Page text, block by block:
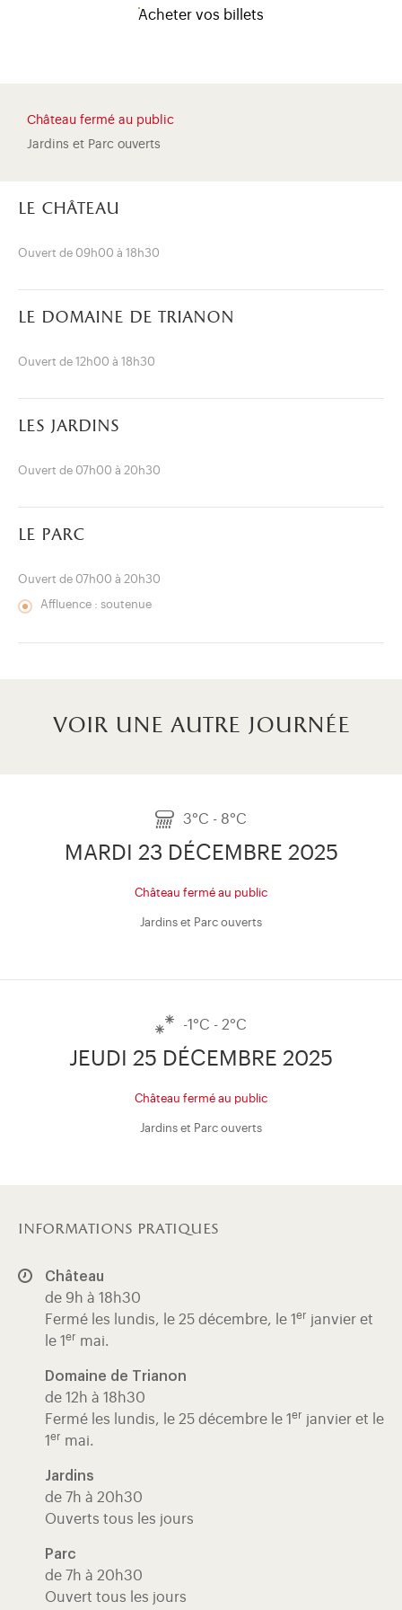
onglet)
nouvel onglet)
fenêtre modale)
de l'application (ouverture dans un nouvel onglet)
Acheter vos billets
Château fermé au public
Jardins et Parc ouverts
le château
Ouvert de 09h00 à 18h30
le domaine de trianon
Ouvert de 12h00 à 18h30
les jardins
Ouvert de 07h00 à 20h30
le parc
Ouvert de 07h00 à 20h30
Affluence : soutenue
voir une autre journée
3°C - 8°C
MARDI 23 DÉCEMBRE 2025
Château fermé au public
Jardins et Parc ouverts
-1°C - 2°C
JEUDI 25 DÉCEMBRE 2025
Château fermé au public
Jardins et Parc ouverts
informations pratiques
Château
de 9h à 18h30
Fermé les lundis, le 25 décembre, le 1 er janvier et
le 1 er mai.
Domaine de Trianon
de 12h à 18h30
Fermé les lundis, le 25 décembre le 1 er janvier et le
1 er mai.
Jardins
de 7h à 20h30
Ouverts tous les jours
Parc
de 7h à 20h30
Ouvert tous les jours